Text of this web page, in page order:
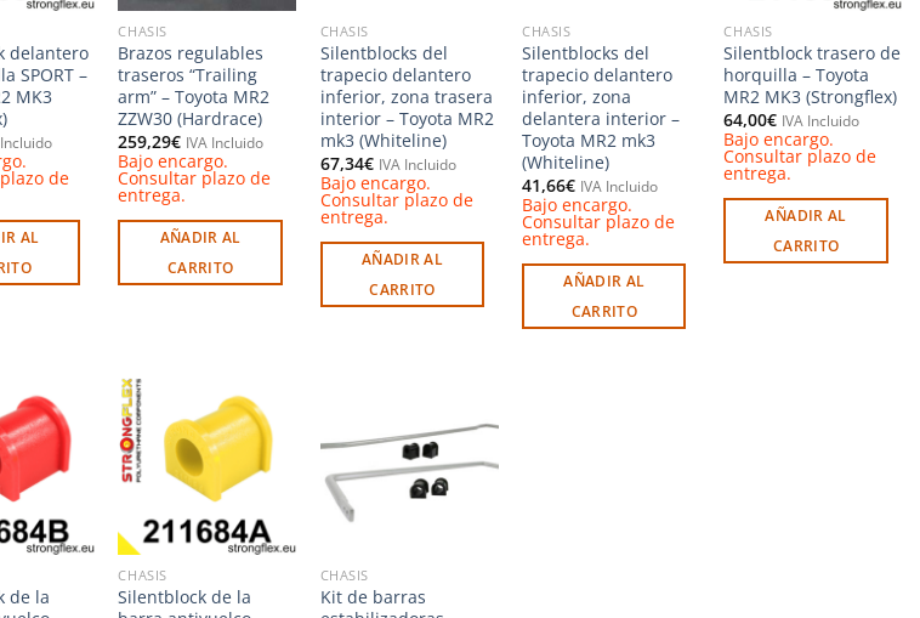
delantero
SPORT –
MK3
de
AL
CHASIS
Brazos regulables
traseros “Trailing
arm” – Toyota MR2
ZZW30 (Hardrace)
259,29€ IVA Incluido
Bajo encargo.
Consultar plazo de
entrega.
AÑADIR AL
CARRITO
CHASIS
Silentblocks del
trapecio delantero
inferior, zona trasera
interior – Toyota MR2
mk3 (Whiteline)
67,34€ IVA Incluido
Bajo encargo.
Consultar plazo de
entrega.
AÑADIR AL
CARRITO
CHASIS
Silentblocks del
trapecio delantero
inferior, zona
delantera interior –
Toyota MR2 mk3
(Whiteline)
41,66€ IVA Incluido
Bajo encargo.
Consultar plazo de
entrega.
AÑADIR AL
CARRITO
CHASIS
Silentblock trasero de
horquilla – Toyota
MR2 MK3 (Strongflex)
64,00€ IVA Incluido
Bajo encargo.
Consultar plazo de
entrega.
AÑADIR AL
CARRITO
Añadir
lista de
deseos
de la
Añadir
lista de
deseos
CHASIS
Silentblock de la
Añadir
a la
lista de
deseos
CHASIS
Kit de barras